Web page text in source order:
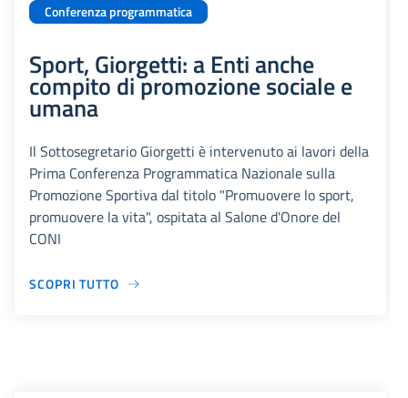
Conferenza programmatica
Sport, Giorgetti: a Enti anche
compito di promozione sociale e
umana
Il Sottosegretario Giorgetti è intervenuto ai lavori della
Prima Conferenza Programmatica Nazionale sulla
Promozione Sportiva dal titolo "Promuovere lo sport,
promuovere la vita", ospitata al Salone d'Onore del
CONI
SCOPRI TUTTO